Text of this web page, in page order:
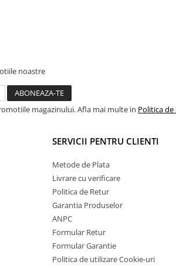
noastre
magazinului. Afla mai multe in Politica
SERVICII PENTRU CLIENTI
Metode de Plata
Livrare cu verificare
Politica de Retur
Garantia Produselor
ANPC
Formular Retur
Formular Garantie
Politica de utilizare Cookie-uri